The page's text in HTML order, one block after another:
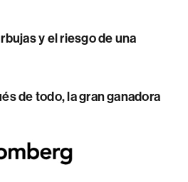
y el riesgo de una
de todo, la gran ganadora